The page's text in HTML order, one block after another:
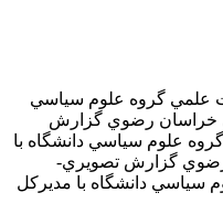
گروه علوم سياسي
خراسان رضوي گزارش
علوم سياسي دانشگاه با
رضوي گزارش تصويري-
دانشگاه با مديركل